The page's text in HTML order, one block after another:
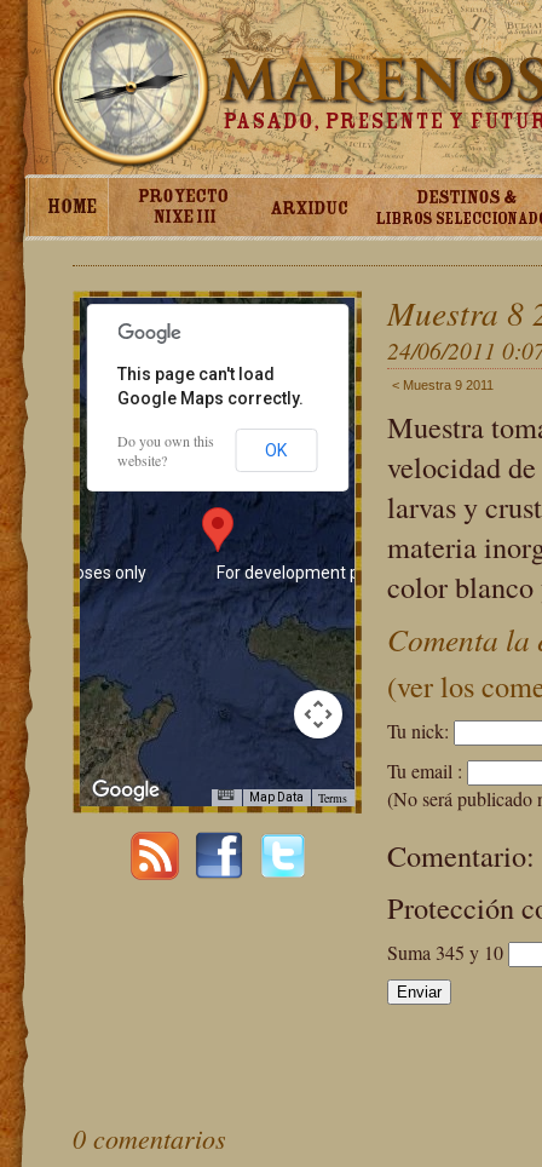
For development purposes only
purposes only
purposes only
For development purposes only
For development purposes only
purposes only
Map Data Terms
This page can't load
Google Maps correctly.
Do you own this
website?
OK
Muestra 8
24/06/2011
< Muestra 9 2011
Muestra
velocidad
larvas y
materia
color blanco
Comenta la
(ver los
Tu nick:
Tu email :
(No será publicado
Comentario:
Protección
Suma 345 y 10
0 comentarios